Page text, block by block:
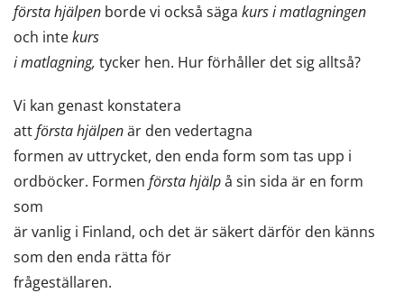
första hjälpen borde vi också säga kurs i matlagningen
och intekurs
i matlagning, tycker hen. Hur förhåller det sig alltså?
Vi kan genast konstatera
attförsta hjälpenär den vedertagna
formen av uttrycket, den enda form som tas upp i
ordböcker. Formen första hjälpå sin sida är en form
som
är vanlig i Finland, och det är säkert därför den känns
som den enda rätta för
frågeställaren.